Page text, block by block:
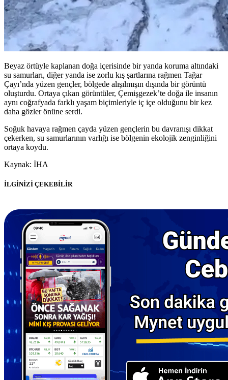
Beyaz örtüyle kaplanan doğa içerisinde bir yanda koruma altındaki
su samurları, diğer yanda ise zorlu kış şartlarına rağmen Tağar
Çayı’nda yüzen gençler, bölgede alışılmışın dışında bir görüntü
oluşturdu. Ortaya çıkan görüntüler, Çemişgezek’te doğa ile insanın
aynı coğrafyada farklı yaşam biçimleriyle iç içe olduğunu bir kez
daha gözler önüne serdi.
Soğuk havaya rağmen çayda yüzen gençlerin bu davranışı dikkat
çekerken, su samurlarının varlığı ise bölgenin ekolojik zenginliğini
ortaya koydu.
Kaynak: İHA
İLGİNİZİ ÇEKEBİLİR